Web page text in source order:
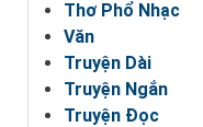
Thơ Phổ Nhạc
Văn
Truyện Dài
Truyện Ngắn
Truyện Đọc